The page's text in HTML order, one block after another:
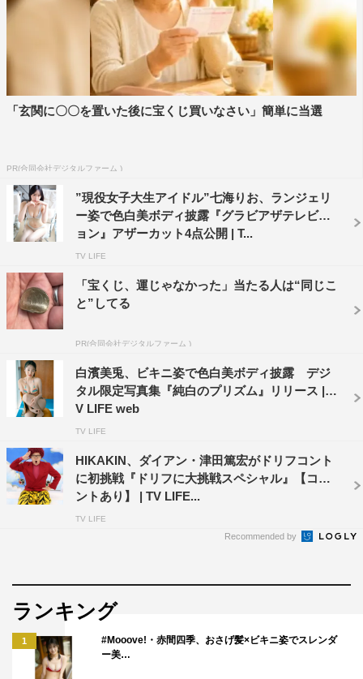
「玄関に〇〇を置いた後に宝くじ買いなさい」簡単に当選
PR(合同会社デジタルファーム )
”現役女子大生アイドル”七海りお、ランジェリ
ー姿で色白美ボディ披露『グラビアザテレビジ
ョン』アザーカット4点公開 | T...
TV LIFE
「宝くじ、運じゃなかった」当たる人は“同じこ
と”してる
PR(合同会社デジタルファーム )
白濱美兎、ビキニ姿で色白美ボディ披露 デジ
タル限定写真集『純白のプリズム』リリース | T
V LIFE web
TV LIFE
HIKAKIN、ダイアン・津田篤宏がドリフコント
に初挑戦『ドリフに大挑戦スペシャル』【コメ
ントあり】 | TV LIFE...
TV LIFE
Recommended by
ランキング
1
#Mooove!・赤間四季、おさげ髪×ビキニ姿でスレンダ
ー美…